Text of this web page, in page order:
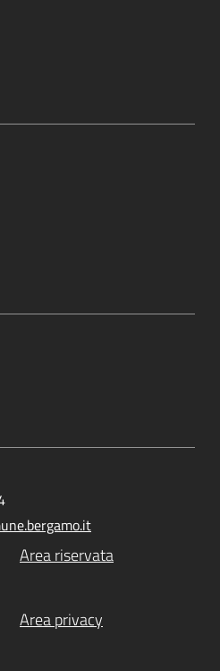
Area riservata
Area privacy